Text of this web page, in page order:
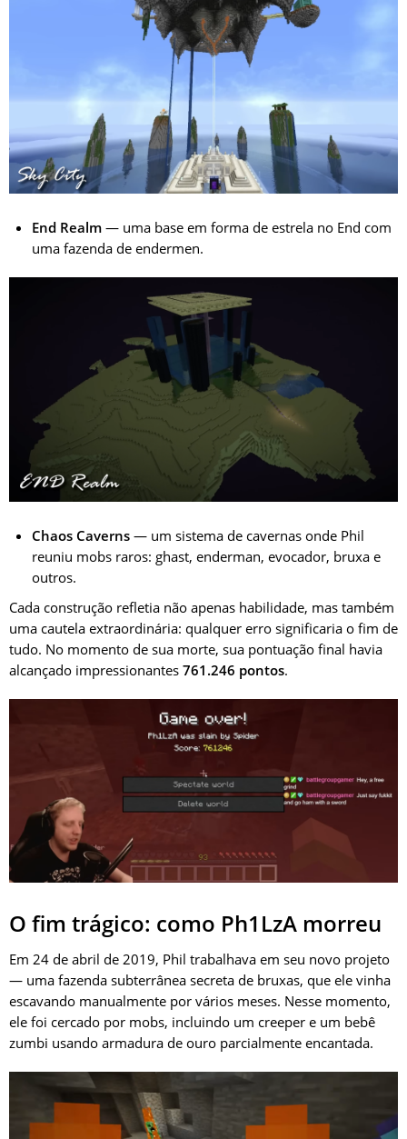
End Realm — uma base em forma de estrela no End com
uma fazenda de endermen.
Chaos Caverns — um sistema de cavernas onde Phil
reuniu mobs raros: ghast, enderman, evocador, bruxa e
outros.
Cada construção refletia não apenas habilidade, mas também
uma cautela extraordinária: qualquer erro significaria o fim de
tudo. No momento de sua morte, sua pontuação final havia
alcançado impressionantes 761.246 pontos.
O fim trágico: como Ph1LzA morreu
Em 24 de abril de 2019, Phil trabalhava em seu novo projeto
— uma fazenda subterrânea secreta de bruxas, que ele vinha
escavando manualmente por vários meses. Nesse momento,
ele foi cercado por mobs, incluindo um creeper e um bebê
zumbi usando armadura de ouro parcialmente encantada.